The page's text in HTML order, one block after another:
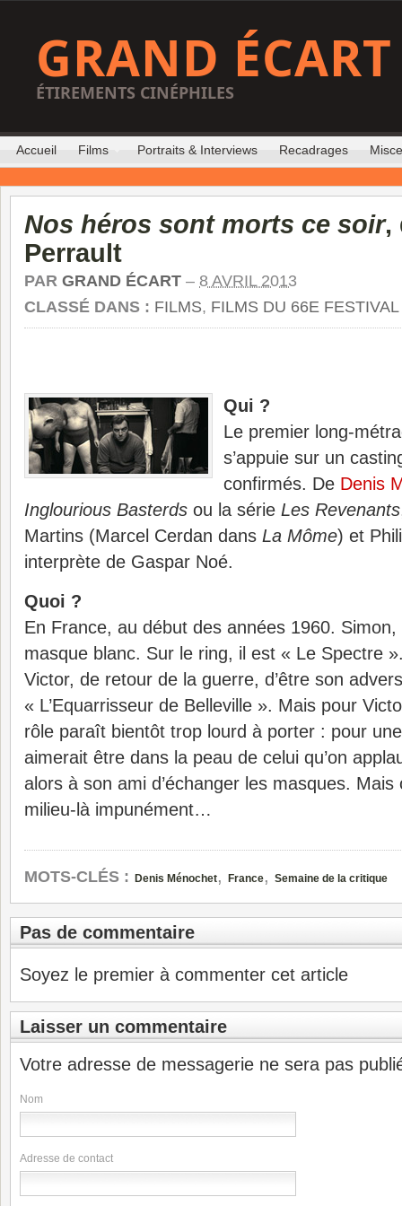
GRAND ÉCART
ÉTIREMENTS CINÉPHILES
Accueil Films Portraits & Interviews Recadrages
Nos héros sont morts ce soir,
Perrault
PAR GRAND ÉCART – 8 AVRIL 2013
CLASSÉ DANS : FILMS, FILMS DU 66E
Qui ?
Le premier long-
s’appuie sur un
confirmés. De Denis
Inglourious Basterds ou la série Les Revenants
Martins (Marcel Cerdan dans La Môme) et
interprète de Gaspar Noé.
Quoi ?
En France, au début des années 1960.
masque blanc. Sur le ring, il est « Le Spectre
Victor, de retour de la guerre, d’être son
« L’Equarrisseur de Belleville ». Mais pour
rôle paraît bientôt trop lourd à porter : pour
aimerait être dans la peau de celui qu’on
alors à son ami d’échanger les masques.
milieu-là impunément…
MOTS-CLÉS : Denis Ménochet, France, Semaine de la critique
Pas de commentaire
Soyez le premier à commenter cet article
Laisser un commentaire
Votre adresse de messagerie ne sera pas
Nom
Adresse de contact